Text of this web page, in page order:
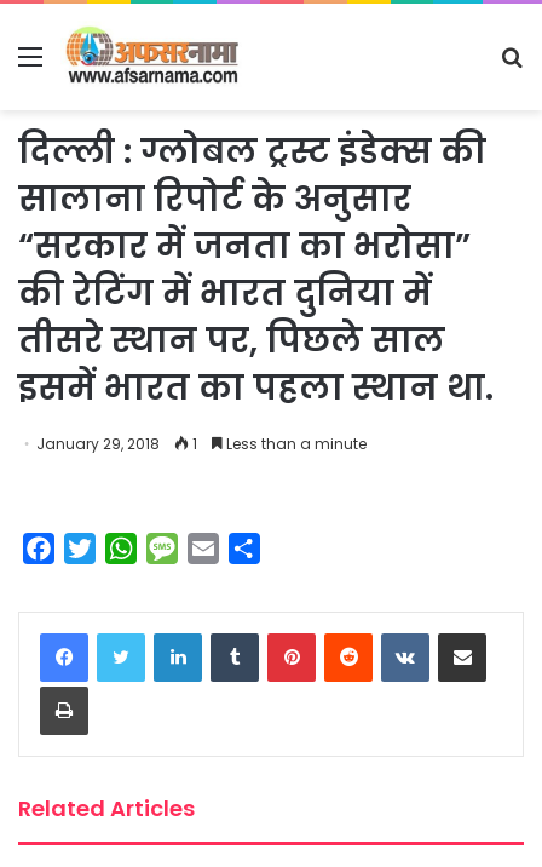
Menu
दिल्ली : ग्लोबल ट्रस्ट इंडेक्स की
सालाना रिपोर्ट के अनुसार
“सरकार में जनता का भरोसा”
की रेटिंग में भारत दुनिया में
तीसरे स्थान पर, पिछले साल
इसमें भारत का पहला स्थान था.
January 29, 2018 1 Less than a minute
c
e
b
o
o
i
t
t
W
a
t
s
M
s
s
a
a
i
a
r
e
LinkedInTumblrPinterestReddit VKontakteShare via Email
Print
Related Articles